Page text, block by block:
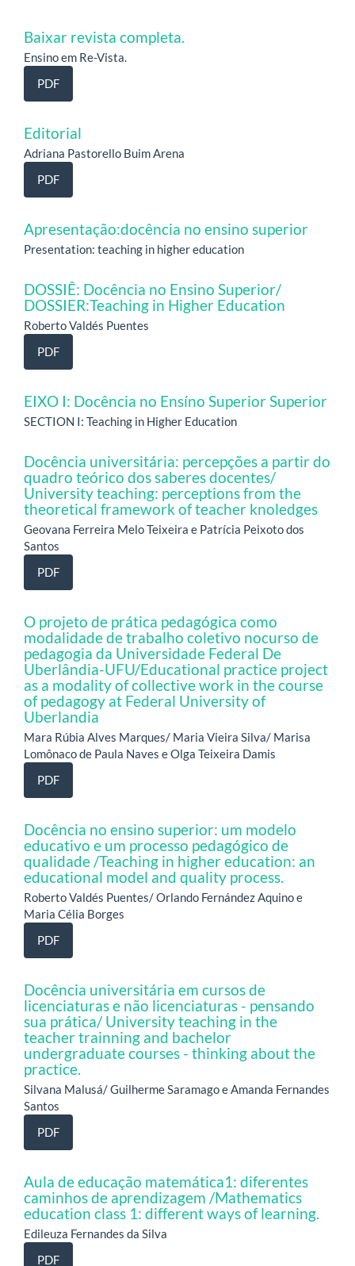
Baixar revista completa.
Ensino em Re-Vista.
PDF
Editorial
Adriana Pastorello Buim Arena
PDF
Apresentação:docência no ensino superior
Presentation: teaching in higher education
DOSSIÊ: Docência no Ensino Superior/
DOSSIER:Teaching in Higher Education
Roberto Valdés Puentes
PDF
EIXO I: Docência no Ensíno Superior Superior
SECTION I: Teaching in Higher Education
Docência universitária: percepções a partir do
quadro teórico dos saberes docentes/
University teaching: perceptions from the
theoretical framework of teacher knoledges
Geovana Ferreira Melo Teixeira e Patrícia Peixoto dos
Santos
PDF
O projeto de prática pedagógica como
modalidade de trabalho coletivo nocurso de
pedagogia da Universidade Federal De
Uberlândia-UFU/Educational practice project
as a modality of collective work in the course
of pedagogy at Federal University of
Uberlandia
Mara Rúbia Alves Marques/ Maria Vieira Silva/ Marisa
Lomônaco de Paula Naves e Olga Teixeira Damis
PDF
Docência no ensino superior: um modelo
educativo e um processo pedagógico de
qualidade /Teaching in higher education: an
educational model and quality process.
Roberto Valdés Puentes/ Orlando Fernández Aquino e
Maria Célia Borges
PDF
Docência universitária em cursos de
licenciaturas e não licenciaturas - pensando
sua prática/ University teaching in the
teacher trainning and bachelor
undergraduate courses - thinking about the
practice.
Silvana Malusá/ Guilherme Saramago e Amanda Fernandes
Santos
PDF
Aula de educação matemática1: diferentes
caminhos de aprendizagem /Mathematics
education class 1: different ways of learning.
Edileuza Fernandes da Silva
PDF